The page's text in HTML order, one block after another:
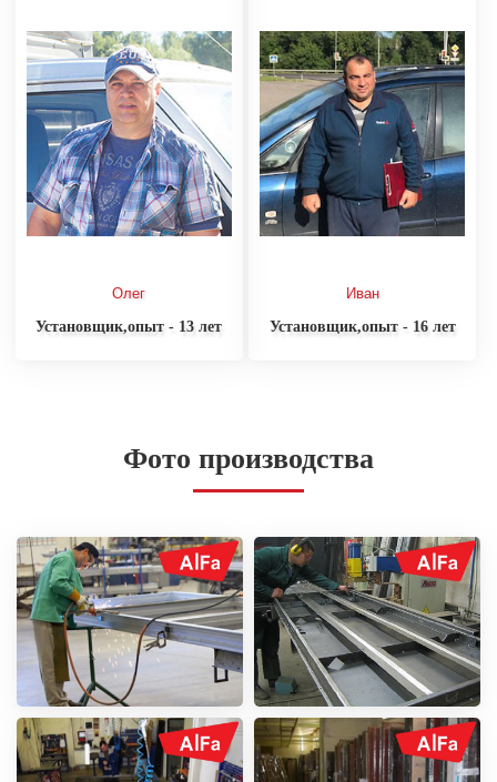
Олег
Установщик,опыт - 13 лет
Иван
Установщик,опыт - 16 лет
Фото производства